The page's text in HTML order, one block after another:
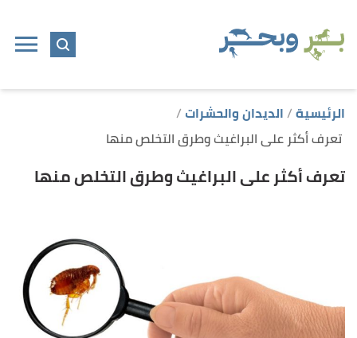
الرئيسية الديدان والحشرات
تعرف أكثر على البراغيث وطرق التخلص منها
تعرف أكثر على البراغيث وطرق التخلص منها